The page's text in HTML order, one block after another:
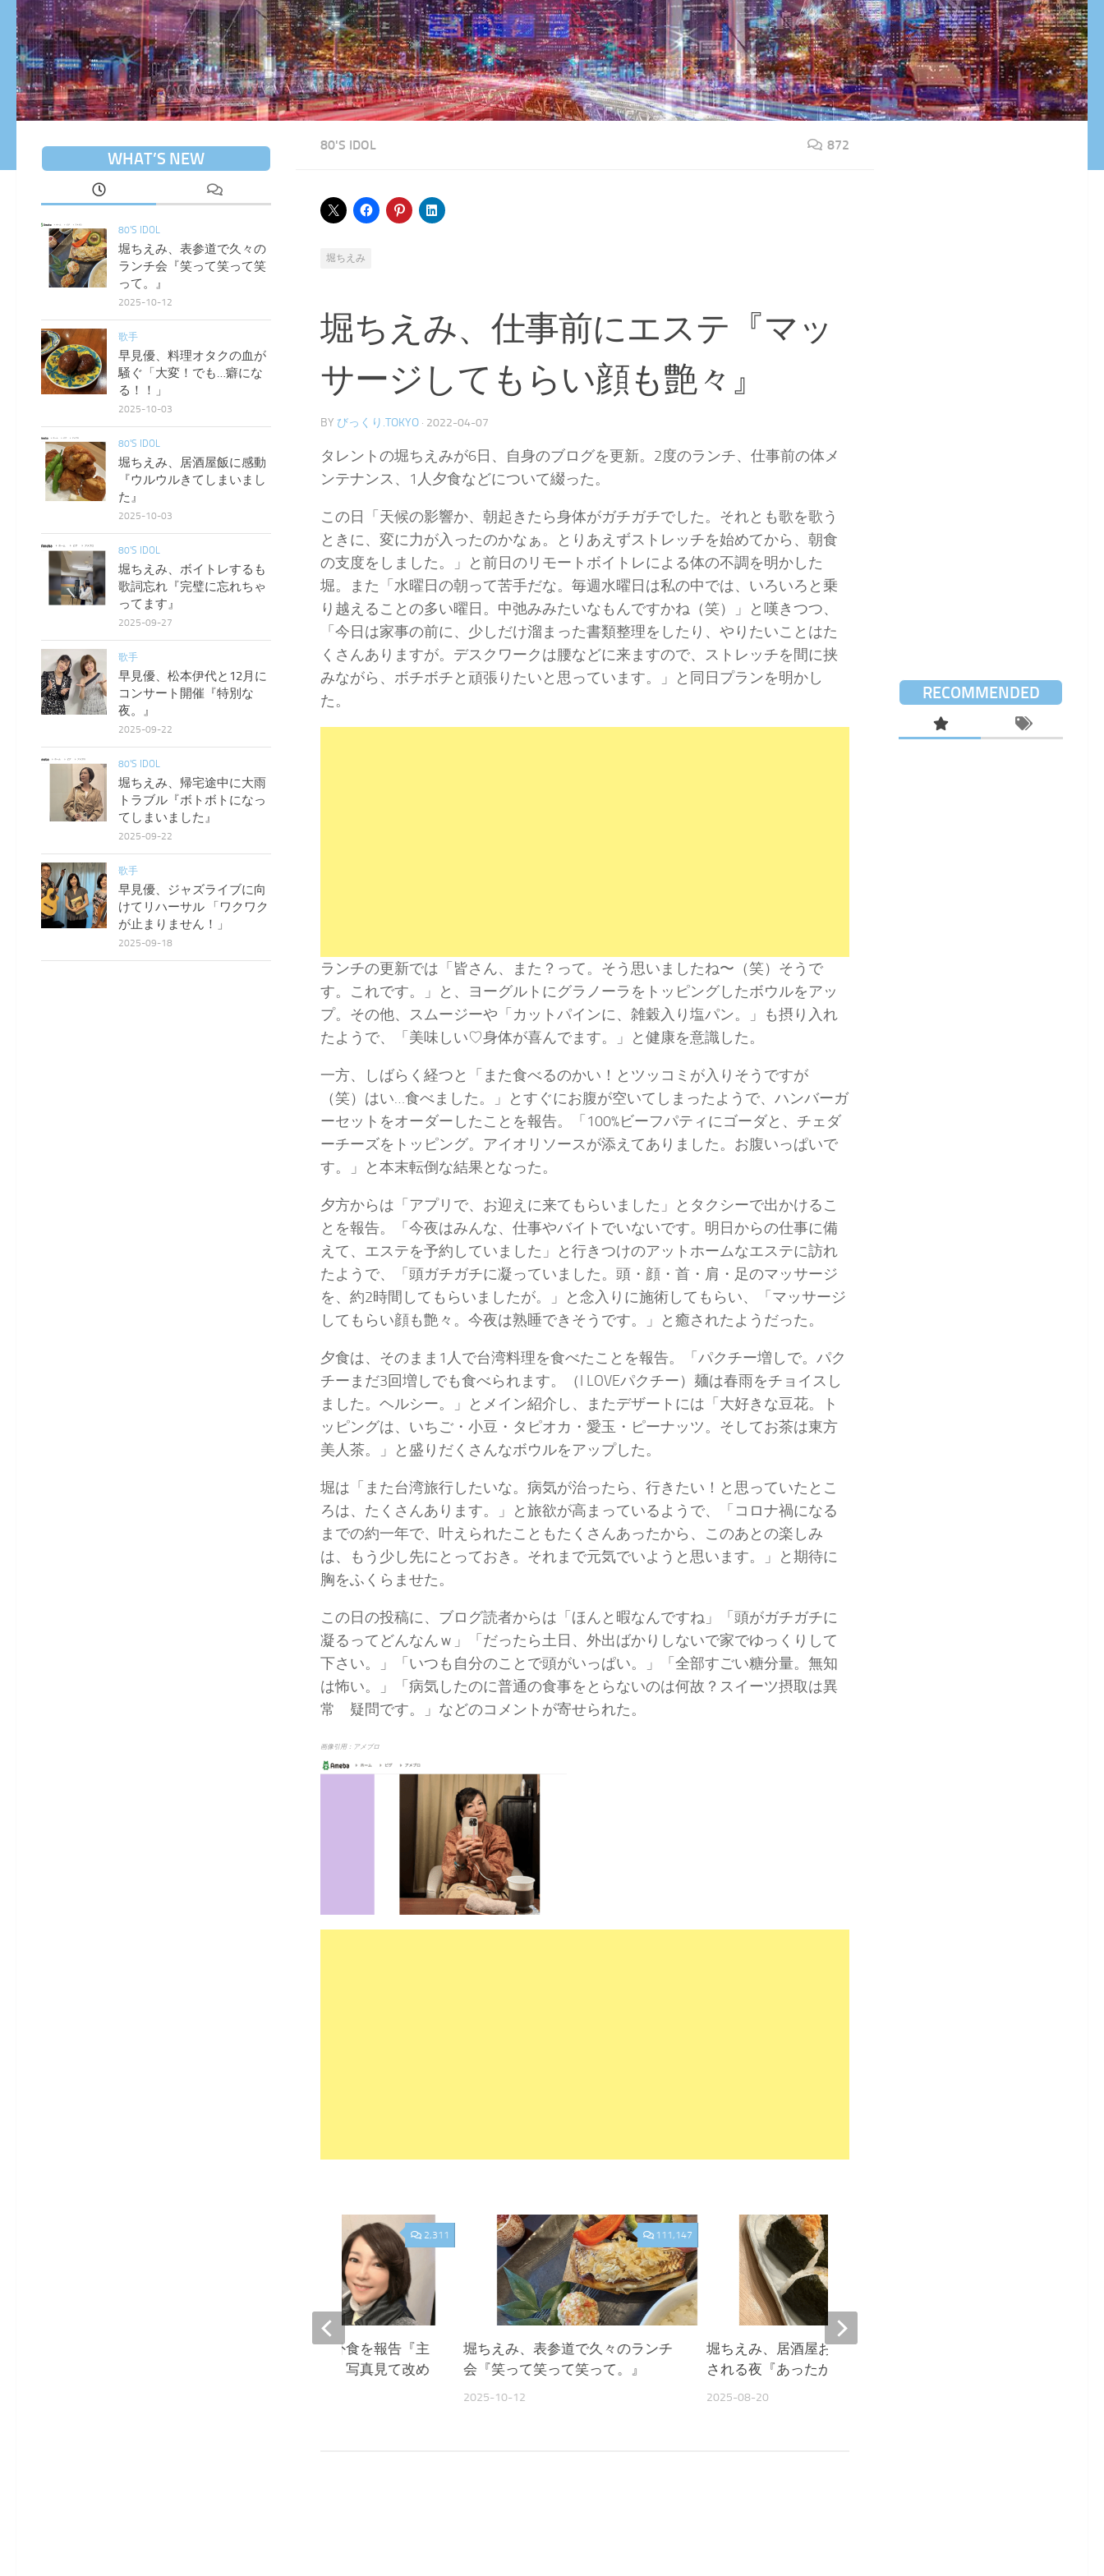
80'S IDOL 872
堀ちえみ
堀ちえみ、仕事前にエステ『マッ
サージしてもらい顔も艶々』
BY びっくり.TOKYO · 2022-04-07
タレントの堀ちえみが6日、自身のブログを更新。2度のランチ、仕事前の体メ
ンテナンス、1人夕食などについて綴った。
この日「天候の影響か、朝起きたら身体がガチガチでした。それとも歌を歌う
ときに、変に力が入ったのかなぁ。とりあえずストレッチを始めてから、朝食
の支度をしました。」と前日のリモートボイトレによる体の不調を明かした
堀。また「水曜日の朝って苦手だな。毎週水曜日は私の中では、いろいろと乗
り越えることの多い曜日。中弛みみたいなもんですかね（笑）」と嘆きつつ、
「今日は家事の前に、少しだけ溜まった書類整理をしたり、やりたいことはた
くさんありますが。デスクワークは腰などに来ますので、ストレッチを間に挟
みながら、ボチボチと頑張りたいと思っています。」と同日プランを明かし
た。
ランチの更新では「皆さん、また？って。そう思いましたね〜（笑）そうで
す。これです。」と、ヨーグルトにグラノーラをトッピングしたボウルをアッ
プ。その他、スムージーや「カットパインに、雑穀入り塩パン。」も摂り入れ
たようで、「美味しい♡身体が喜んでます。」と健康を意識した。
一方、しばらく経つと「また食べるのかい！とツッコミが入りそうですが
（笑）はい…食べました。」とすぐにお腹が空いてしまったようで、ハンバーガ
ーセットをオーダーしたことを報告。「100%ビーフパティにゴーダと、チェダ
ーチーズをトッピング。アイオリソースが添えてありました。お腹いっぱいで
す。」と本末転倒な結果となった。
夕方からは「アプリで、お迎えに来てもらいました」とタクシーで出かけるこ
とを報告。「今夜はみんな、仕事やバイトでいないです。明日からの仕事に備
えて、エステを予約していました」と行きつけのアットホームなエステに訪れ
たようで、「頭ガチガチに凝っていました。頭・顔・首・肩・足のマッサージ
を、約2時間してもらいましたが。」と念入りに施術してもらい、「マッサージ
してもらい顔も艶々。今夜は熟睡できそうです。」と癒されたようだった。
夕食は、そのまま1人で台湾料理を食べたことを報告。「パクチー増しで。パク
チーまだ3回増しでも食べられます。（I LOVEパクチー）麺は春雨をチョイスし
ました。ヘルシー。」とメイン紹介し、またデザートには「大好きな豆花。ト
ッピングは、いちご・小豆・タピオカ・愛玉・ピーナッツ。そしてお茶は東方
美人茶。」と盛りだくさんなボウルをアップした。
堀は「また台湾旅行したいな。病気が治ったら、行きたい！と思っていたとこ
ろは、たくさんあります。」と旅欲が高まっているようで、「コロナ禍になる
までの約一年で、叶えられたこともたくさんあったから、このあとの楽しみ
は、もう少し先にとっておき。それまで元気でいようと思います。」と期待に
胸をふくらませた。
この日の投稿に、ブログ読者からは「ほんと暇なんですね」「頭がガチガチに
凝るってどんなんｗ」「だったら土日、外出ばかりしないで家でゆっくりして
下さい。」「いつも自分のことで頭がいっぱい。」「全部すごい糖分量。無知
は怖い。」「病気したのに普通の食事をとらないのは何故？スイーツ摂取は異
常 疑問です。」などのコメントが寄せられた。
画像引用：アメブロ
111,147
堀ちえみ、表参道で久々のランチ
会『笑って笑って笑って。』
2025-10-12
堀ちえみ、居酒屋おにぎりに癒や
される夜『あったか〜い』
2025-08-20
2,311
堀ちえみ、夫との外食を報告『主
人よりも食べる私。写真見て改め
WHAT’S NEW
80'S IDOL
堀ちえみ、表参道で久々の
ランチ会『笑って笑って笑
って。』
2025-10-12
歌手
早見優、料理オタクの血が
騒ぐ「大変！でも…癖にな
る！！」
2025-10-03
80'S IDOL
堀ちえみ、居酒屋飯に感動
『ウルウルきてしまいまし
た』
2025-10-03
80'S IDOL
堀ちえみ、ボイトレするも
歌詞忘れ『完璧に忘れちゃ
ってます』
2025-09-27
歌手
早見優、松本伊代と12月に
コンサート開催『特別な
夜。』
2025-09-22
80'S IDOL
堀ちえみ、帰宅途中に大雨
トラブル『ボトボトになっ
てしまいました』
2025-09-22
歌手
早見優、ジャズライブに向
けてリハーサル 「ワクワク
が止まりません！」
2025-09-18
RECOMMENDED